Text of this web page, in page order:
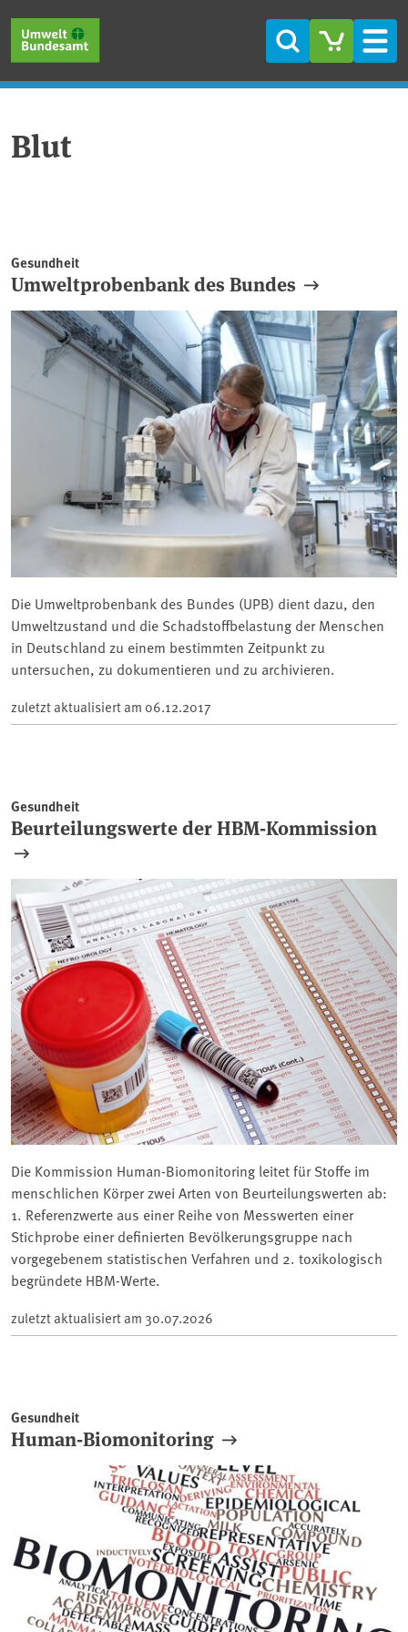
Suche
Blut
Gesundheit
Umweltprobenbank des Bundes
Die Umweltprobenbank des Bundes (UPB) dient dazu, den
Umweltzustand und die Schadstoffbelastung der Menschen
in Deutschland zu einem bestimmten Zeitpunkt zu
untersuchen, zu dokumentieren und zu archivieren.
zuletzt aktualisiert am 06.12.2017
Gesundheit
Beurteilungswerte der HBM-Kommission
Die Kommission Human-Biomonitoring leitet für Stoffe im
menschlichen Körper zwei Arten von Beurteilungswerten ab:
1. Referenzwerte aus einer Reihe von Messwerten einer
Stichprobe einer definierten Bevölkerungsgruppe nach
vorgegebenem statistischen Verfahren und 2. toxikologisch
begründete HBM-Werte.
zuletzt aktualisiert am 30.07.2026
Gesundheit
Human-Biomonitoring